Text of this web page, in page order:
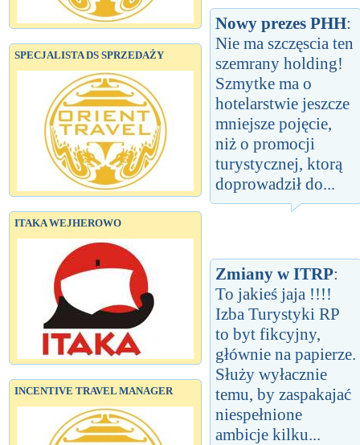
SPECJALISTA DS SPRZEDAŻY
ITAKA WEJHEROWO
INCENTIVE TRAVEL MANAGER
Nowy prezes PHH:
Nie ma szczęscia ten
szemrany holding!
Szmytke ma o
hotelarstwie jeszcze
mniejsze pojęcie,
niż o promocji
turystycznej, ktorą
doprowadził do...
Zmiany w ITRP:
To jakieś jaja !!!!
Izba Turystyki RP
to byt fikcyjny,
głównie na papierze.
Służy wyłacznie
temu, by zaspakajać
niespełnione
ambicje kilku...